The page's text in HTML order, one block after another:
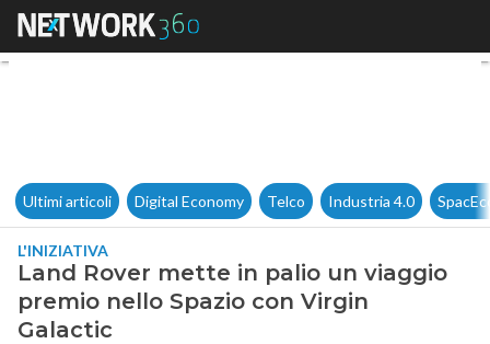
Land Rover mette in palio
Ultimi articoli Digital Economy Telco Industria 4.0
L'INIZIATIVA
Land Rover mette in palio un viaggio
premio nello Spazio con Virgin
Galactic